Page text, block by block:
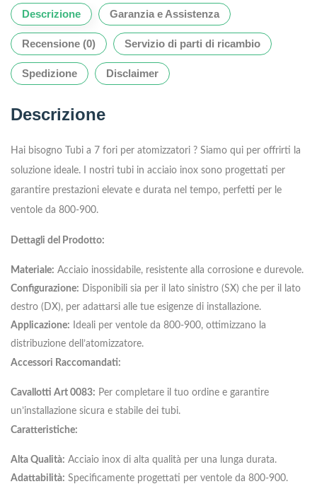
Descrizione Garanzia e Assistenza
Recensione (0) Servizio di parti di ricambio
Spedizione Disclaimer
Descrizione
Hai bisogno Tubi a 7 fori per atomizzatori ? Siamo qui per offrirti la
soluzione ideale. I nostri tubi in acciaio inox sono progettati per
garantire prestazioni elevate e durata nel tempo, perfetti per le
ventole da 800-900.
Dettagli del Prodotto:
Materiale: Acciaio inossidabile, resistente alla corrosione e durevole.
Configurazione: Disponibili sia per il lato sinistro (SX) che per il lato
destro (DX), per adattarsi alle tue esigenze di installazione.
Applicazione: Ideali per ventole da 800-900, ottimizzano la
distribuzione dell’atomizzatore.
Accessori Raccomandati:
Cavallotti Art 0083: Per completare il tuo ordine e garantire
un’installazione sicura e stabile dei tubi.
Caratteristiche:
Alta Qualità: Acciaio inox di alta qualità per una lunga durata.
Adattabilità: Specificamente progettati per ventole da 800-900.